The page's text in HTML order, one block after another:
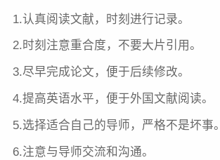
1.认真阅读文献，时刻进行记录。
2.时刻注意重合度，不要大片引用。
3.尽早完成论文，便于后续修改。
4.提高英语水平，便于外国文献阅读。
5.选择适合自己的导师，严格不是坏事。
6.注意与导师交流和沟通。